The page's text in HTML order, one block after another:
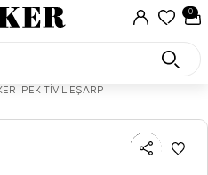
0
İPEK TİVİL EŞARP